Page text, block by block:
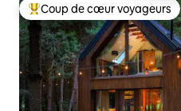
Coups de cœur voyageurs
Coup de cœur voyageurs